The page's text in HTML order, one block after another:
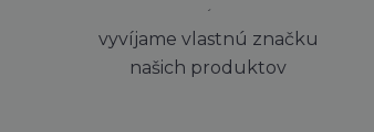
´
vyvíjame vlastnú značku
našich produktov